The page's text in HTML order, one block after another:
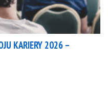
KARIERY 2026 –